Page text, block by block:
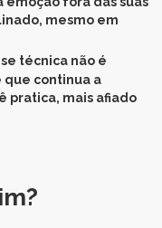
mesmo em
técnica não é
que continua a
pratica, mais afiado